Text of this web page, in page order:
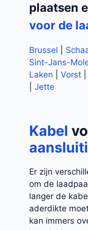
plaatsen
voor de
Brussel
Sint-Jans-
Laken
Vorst
Jette
Kabel
Er zijn
om de
langer de
aderdikte
kan immers